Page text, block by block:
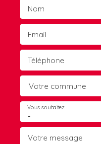
Nom
Email
Téléphone
Votre commune
-
Vous souhaitez
Votre message